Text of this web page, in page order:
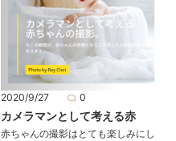
2020/9/27 0
カメラマンとして考える赤
赤ちゃんの撮影はとても楽しみにし